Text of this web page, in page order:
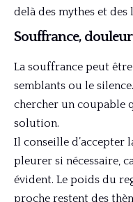
delà des mythes et des
Souffrance,
La souffrance peut
semblants ou le
chercher un coupable
solution.
Il conseille d’accepter
pleurer si nécessaire,
évident. Le poids du
proche restent des